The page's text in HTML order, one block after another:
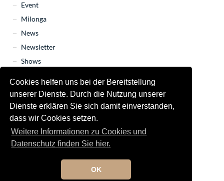
Cookies helfen uns bei der Bereitstellung
unserer Dienste. Durch die Nutzung unserer
Dienste erklären Sie sich damit einverstanden,
dass wir Cookies setzen.
Weitere Informationen zu Cookies und
Datenschutz finden Sie hier.
OK
Event
Milonga
News
Newsletter
Shows
Tango Orchester
Uncategorized
Unterricht